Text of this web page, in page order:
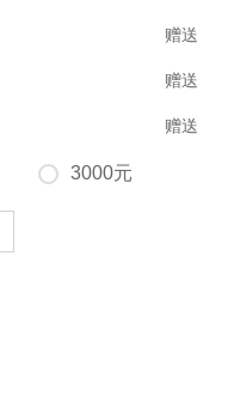
赠送
赠送
赠送
3000元